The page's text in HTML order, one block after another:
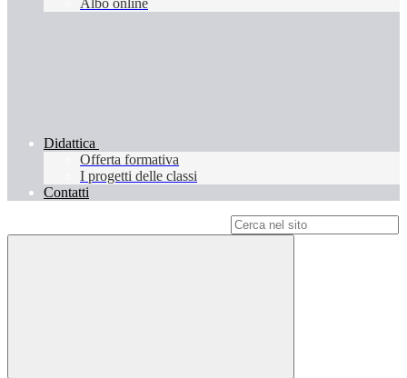
Albo online
Didattica
Offerta formativa
I progetti delle classi
Contatti